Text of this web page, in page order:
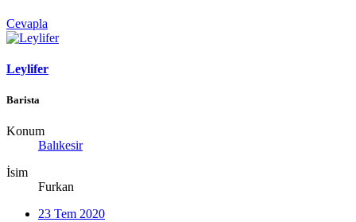
Cevapla
Leylifer
Barista
Konum
Balıkesir
İsim
Furkan
23 Tem 2020